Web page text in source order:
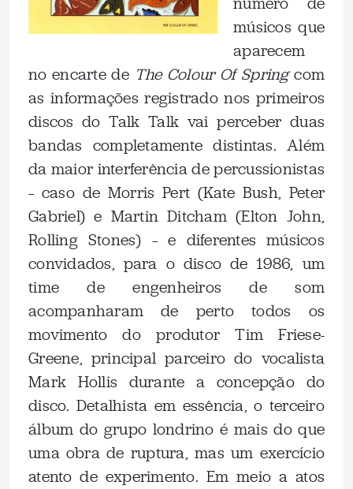
músicos que
aparecem
no encarte de The Colour Of Springcom
as informações registrado nos primeiros
discos do Talk Talk vai perceber duas
bandas completamente distintas. Além
da maior interferência de percussionistas
– caso de Morris Pert (Kate Bush, Peter
Gabriel) e Martin Ditcham (Elton John,
Rolling Stones) – e diferentes músicos
convidados, para o disco de 1986, um
time de engenheiros de som
acompanharam de perto todos os
movimento do produtor Tim Friese-
Greene, principal parceiro do vocalista
Mark Hollis durante a concepção do
disco. Detalhista em essência, o terceiro
álbum do grupo londrino é mais do que
uma obra de ruptura, mas um exercício
atento de experimento. Em meio a atos